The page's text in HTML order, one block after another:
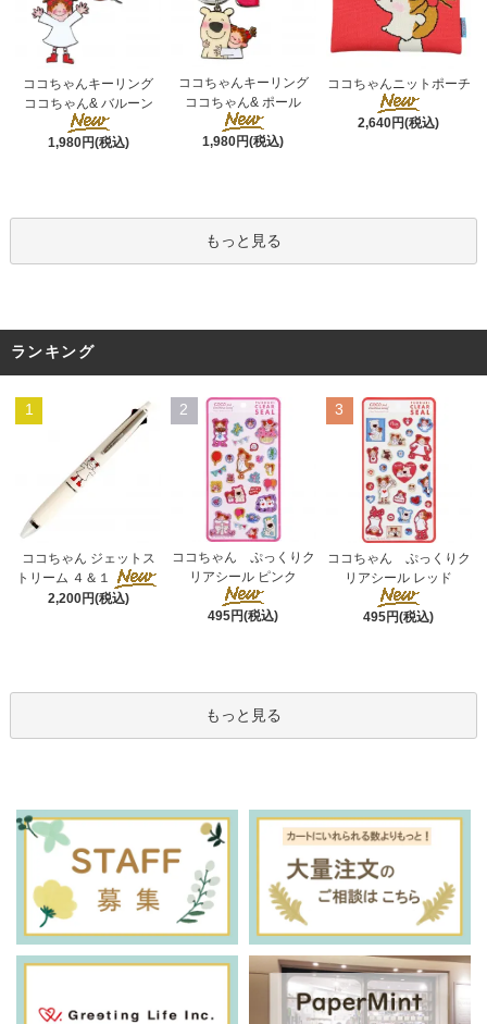
ココちゃんキーリング
ココちゃん& バルーン
1,980円(税込)
ココちゃんキーリング
ココちゃん& ポール
1,980円(税込)
ココちゃんニットポーチ
2,640円(税込)
もっと見る
ランキング
1
ココちゃん ジェットス
トリーム ４＆１
2,200円(税込)
2
ココちゃん ぷっくりク
リアシール ピンク
495円(税込)
3
ココちゃん ぷっくりク
リアシール レッド
495円(税込)
もっと見る